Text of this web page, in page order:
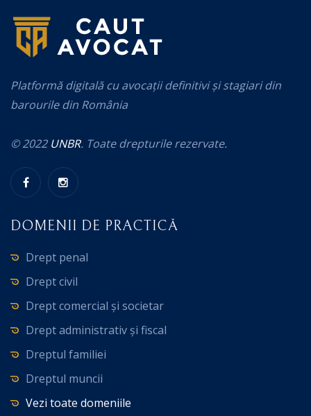
Platformă digitală cu avocații definitivi și stagiari din
barourile din România
© 2022 UNBR. Toate drepturile rezervate.
DOMENII DE PRACTICĂ
Drept penal
Drept civil
Drept comercial și societar
Drept administrativ și fiscal
Dreptul familiei
Dreptul muncii
Vezi toate domeniile